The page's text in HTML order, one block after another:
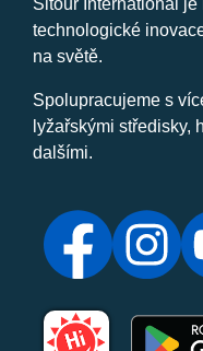
Sitour International
technologické
na světě.
Spolupracujeme s
lyžařskými středisky,
dalšími.